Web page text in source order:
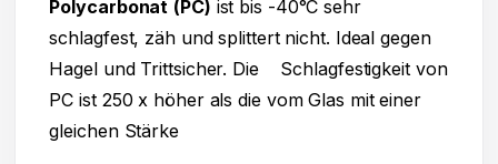
Polycarbonat (PC) ist bis -40°C sehr
schlagfest, zäh und splittert nicht. Ideal gegen
Hagel und Trittsicher. Die Schlagfestigkeit von
PC ist 250 x höher als die vom Glas mit einer
gleichen Stärke